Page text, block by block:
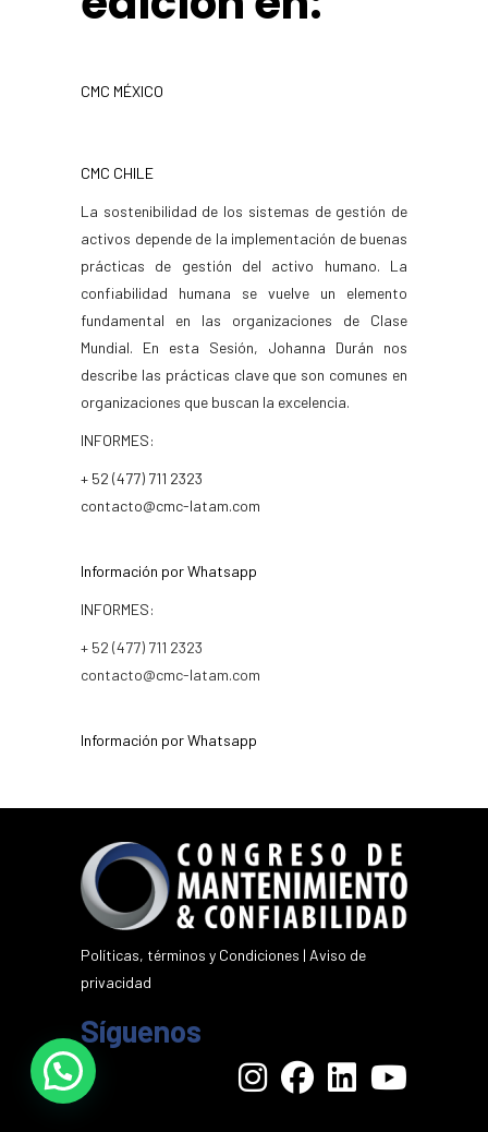
CMC MÉXICO
CMC CHILE
La sostenibilidad de los sistemas de gestión de
activos depende de la implementación de buenas
prácticas de gestión del activo humano. La
confiabilidad humana se vuelve un elemento
fundamental en las organizaciones de Clase
Mundial. En esta Sesión, Johanna Durán nos
describe las prácticas clave que son comunes en
organizaciones que buscan la excelencia.
INFORMES:
+ 52 (477) 711 2323
contacto@cmc-latam.com
Información por Whatsapp
INFORMES:
+ 52 (477) 711 2323
contacto@cmc-latam.com
Información por Whatsapp
Políticas, términos y Condiciones | Aviso de
privacidad
Síguenos